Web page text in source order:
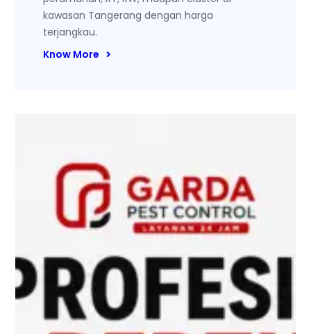
kawasan Tangerang dengan harga
terjangkau.
Know More